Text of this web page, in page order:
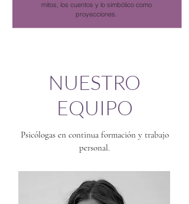
mitos, los cuentos y lo simbólico como
proyecciones.
NUESTRO
EQUIPO
Psicólogas en continua formación y trabajo
personal.